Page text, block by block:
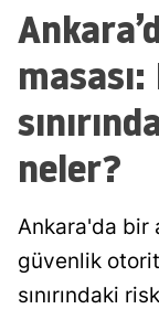
masası:
neler?
Ankara'da bir
güvenlik
sınırındaki